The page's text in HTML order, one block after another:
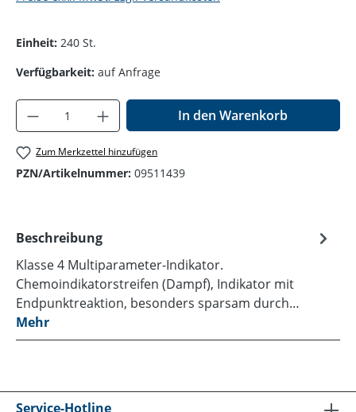
Einheit: 240 St.
Verfügbarkeit: auf Anfrage
Produkt Anzahl: Gib den gewünschten
In den Warenkorb
Zum Merkzettel hinzufügen
PZN/Artikelnummer: 09511439
Beschreibung
Klasse 4 Multiparameter-Indikator.
Chemoindikatorstreifen (Dampf), Indikator mit
Endpunktreaktion, besonders sparsam durch…
Mehr
Service-Hotline